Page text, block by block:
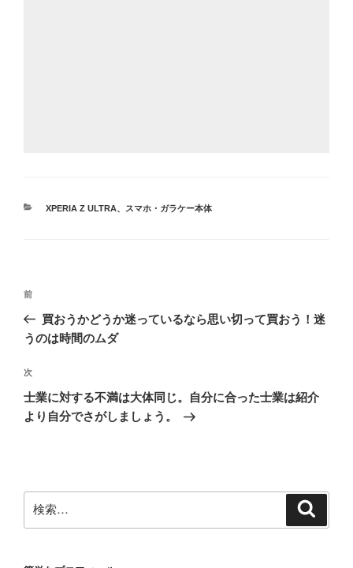
カ
XPERIA Z ULTRA、 スマホ・ガラケー本体
投
ナ
ゲ
ー
シ
前
の
投
前
買おうかどうか迷っているなら思い切って買おう！迷
うのは時間のムダ
次
の
投
次
士業に対する不満は大体同じ。自分に合った士業は紹介
より自分でさがしましょう。
索: